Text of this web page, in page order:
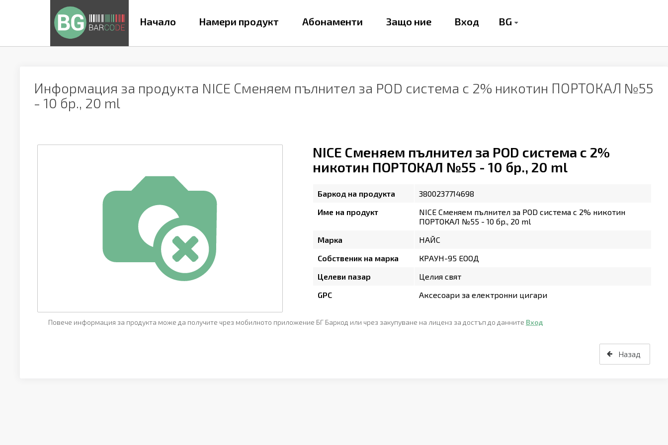
Начало Намери продукт Абонаменти Защо ние Вход BG
Информация за продукта NICE Сменяем пълнител за POD система с 2% никотин ПОРТОКАЛ №55
- 10 бр., 20 ml
NICE Сменяем пълнител за POD система с 2%
никотин ПОРТОКАЛ №55 - 10 бр., 20 ml
Баркод на продукта
3800237714698
Име на продукт
NICE Сменяем пълнител за POD система с 2% никотин
ПОРТОКАЛ №55 - 10 бр., 20 ml
Марка
НАЙС
Собственик на марка
КРАУН-95 ЕООД
Целеви пазар
Целия свят
GPC
Аксесоари за електронни цигари
Повече информация за продукта може да получите чрез мобилното приложение БГ Баркод или чрез закупуване на лиценз за достъп до данните Вход
Назад